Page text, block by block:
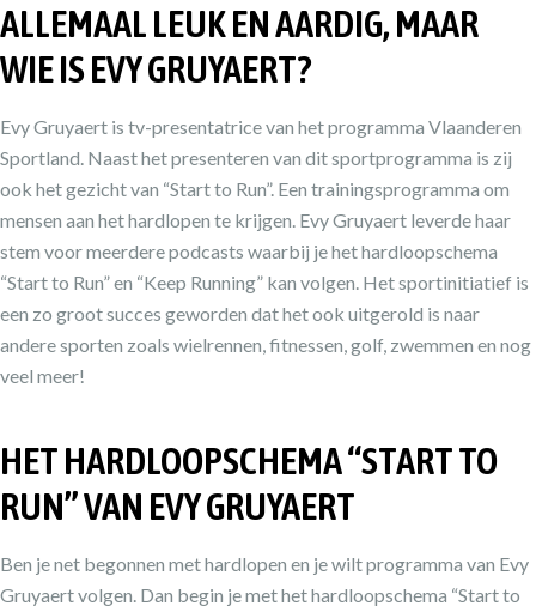
ALLEMAAL LEUK EN AARDIG, MAAR
WIE IS EVY GRUYAERT?
Evy Gruyaert is tv-presentatrice van het programma Vlaanderen
Sportland. Naast het presenteren van dit sportprogramma is zij
ook het gezicht van “Start to Run”. Een trainingsprogramma om
mensen aan het hardlopen te krijgen. Evy Gruyaert leverde haar
stem voor meerdere podcasts waarbij je het hardloopschema
“Start to Run” en “Keep Running” kan volgen. Het sportinitiatief is
een zo groot succes geworden dat het ook uitgerold is naar
andere sporten zoals wielrennen, fitnessen, golf, zwemmen en nog
veel meer!
HET HARDLOOPSCHEMA “START TO
RUN” VAN EVY GRUYAERT
Ben je net begonnen met hardlopen en je wilt programma van Evy
Gruyaert volgen. Dan begin je met het hardloopschema “Start to